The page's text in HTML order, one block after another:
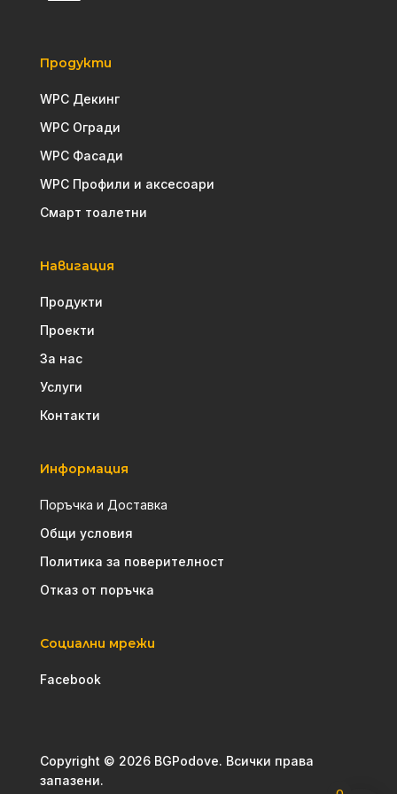
Продукти
WPC Декинг
WPC Огради
WPC Фасади
WPC Профили и аксесоари
Смарт тоалетни
Навигация
Продукти
Проекти
За нас
Услуги
Контакти
Информация
Поръчка и Доставка
Общи условия
Политика за поверителност
Отказ от поръчка
Социални мрежи
Facebook
Copyright © 2026 BGPodove. Всички права
запазени.